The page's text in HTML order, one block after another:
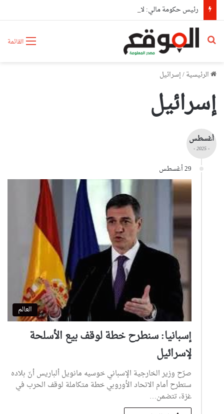
القائمة بحث عن
الرئيسية/إسرائيل
إسرائيل
أغسطس
- 2025 -
29 أغسطس
العالم
إسبانيا: سنطرح خطة لوقف بيع الأسلحة
لإسرائيل
صرّح وزير الخارجية الإسباني خوسيه مانويل ألباريس أنّ بلاده
ستطرح أمام الاتحاد الأوروبي خطة متكاملة لوقف الحرب في
غزة، تتضمن…